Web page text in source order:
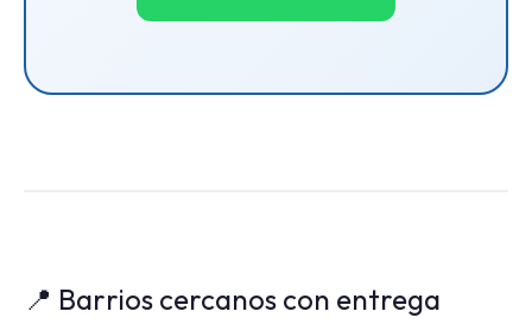
📍 Barrios cercanos con entrega